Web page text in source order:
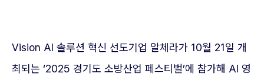
Vision AI 솔루션 혁신 선도기업 알체라가 10월 21일 개
최되는 ‘2025 경기도 소방산업 페스티벌’에 참가해 AI 영